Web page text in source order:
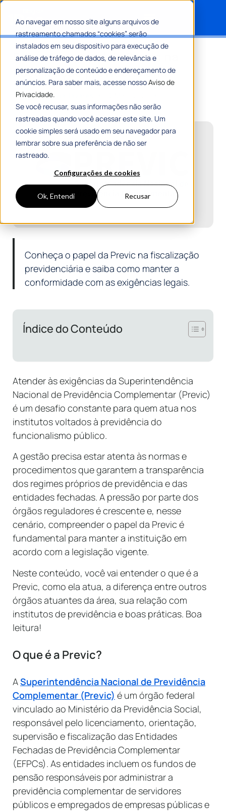
Ao navegar em nosso site alguns arquivos de
rastreamento chamados “cookies” serão
instalados em seu dispositivo para execução de
análise de tráfego de dados, de relevância e
personalização de conteúdo e endereçamento de
anúncios. Para saber mais, acesse nossoAviso de
Privacidade.
Se você recusar, suas informações não serão
rastreadas quando você acessar este site. Um
cookie simples será usado em seu navegador para
lembrar sobre sua preferência de não ser
rastreado.
Configurações de cookies
Ok, Entendi Recusar
Entenda o papel da Previc na
fiscalização previdenciária
PorMaria Flávia Tavares
7 Min De Leitura
Conheça o papel da Previc na fiscalização
previdenciária e saiba como manter a
conformidade com as exigências legais.
Índice do Conteúdo
Atender às exigências da Superintendência
Nacional de Previdência Complementar (Previc)
é um desafio constante para quem atua nos
institutos voltados à previdência do
funcionalismo público.
A gestão precisa estar atenta às normas e
procedimentos que garantem a transparência
dos regimes próprios de previdência e das
entidades fechadas. A pressão por parte dos
órgãos reguladores é crescente e, nesse
cenário, compreender o papel da Previc é
fundamental para manter a instituição em
acordo com a legislação vigente.
Neste conteúdo, você vai entender o que é a
Previc, como ela atua, a diferença entre outros
órgãos atuantes da área, sua relação com
institutos de previdência e boas práticas. Boa
leitura!
O que é a Previc?
ASuperintendência Nacional de Previdência
Complementar (Previc) é um órgão federal
vinculado ao Ministério da Previdência Social,
responsável pelo licenciamento, orientação,
supervisão e fiscalização das Entidades
Fechadas de Previdência Complementar
(EFPCs). As entidades incluem os fundos de
pensão responsáveis por administrar a
previdência complementar de servidores
públicos e empregados de empresas públicas e